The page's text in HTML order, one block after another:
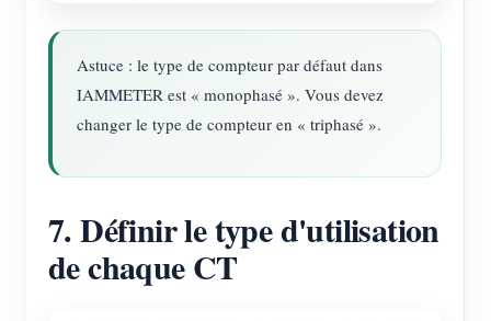
Astuce : le type de compteur par défaut dans
IAMMETER est « monophasé ». Vous devez
changer le type de compteur en « triphasé ».
7. Définir le type d'utilisation
de chaque CT